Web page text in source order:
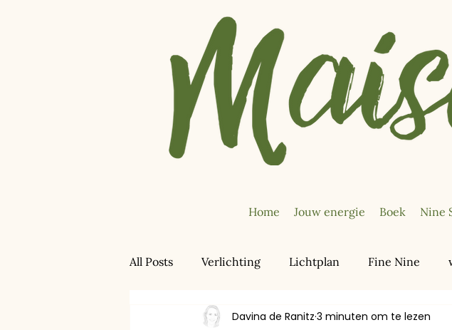
Home Jouw energie Boek Nine
All Posts Verlichting Lichtplan Fine Nine
Davina de Ranitz 3 minuten om te lezen